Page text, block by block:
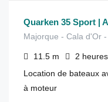
Quarken 35 Sport |
Majorque - Cala d'Or
11.5 m 2 heures
Location de bateaux
à moteur